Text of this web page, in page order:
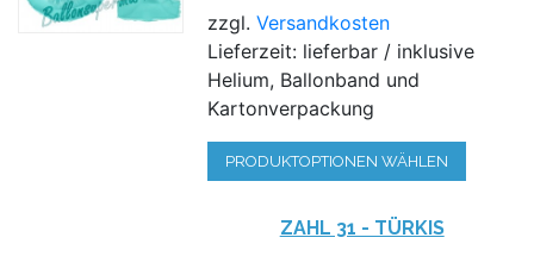
zzgl.Versandkosten
Lieferzeit: lieferbar / inklusive
Helium, Ballonband und
Kartonverpackung
PRODUKTOPTIONEN WÄHLEN
ZAHL 31 - TÜRKIS